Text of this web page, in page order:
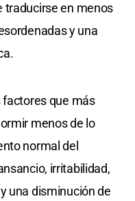
traducirse en menos
y una
factores que más
menos de lo
normal del
irritabilidad,
una disminución de